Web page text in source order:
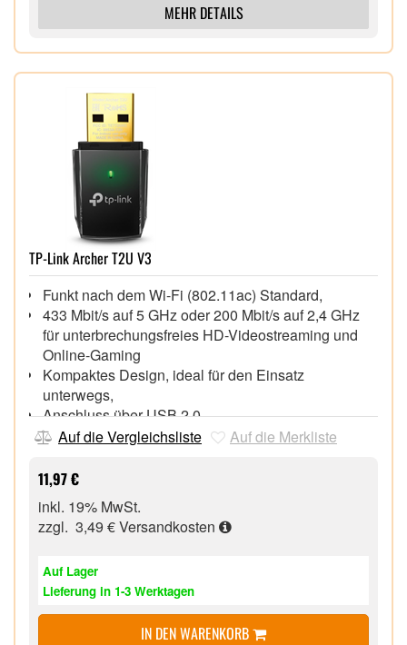
MEHR DETAILS
TP-Link Archer T2U V3
Funkt nach dem Wi-Fi (802.11ac) Standard,
433 Mbit/s auf 5 GHz oder 200 Mbit/s auf 2,4 GHz
für unterbrechungsfreies HD-Videostreaming und
Online-Gaming
Kompaktes Design, ideal für den Einsatz
unterwegs,
Anschluss über USB 2.0,
Auf die Vergleichsliste
Auf die Merkliste
11,97 €
inkl. 19% MwSt.
zzgl. 3,49 €Versandkosten
Auf Lager
Lieferung in 1-3 Werktagen
IN DEN WARENKORB